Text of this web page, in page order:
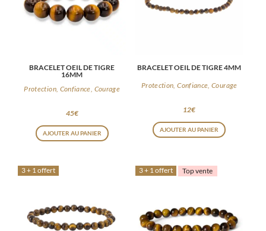
BRACELET OEIL DE TIGRE
16MM
Protection, Confiance, Courage
45€
AJOUTER AU PANIER
BRACELET OEIL DE TIGRE 4MM
Protection, Confiance, Courage
12€
AJOUTER AU PANIER
3 + 1 offert 3 + 1 offert Top vente